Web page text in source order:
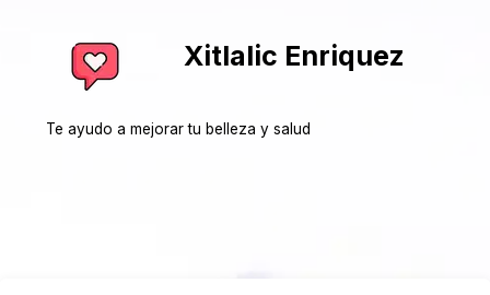
Xitlalic Enriquez
Te ayudo a mejorar tu belleza y salud